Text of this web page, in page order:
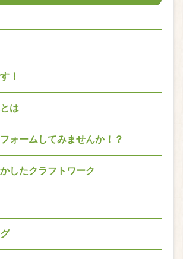
！
は
ォームしてみませんか！？
したクラフトワーク